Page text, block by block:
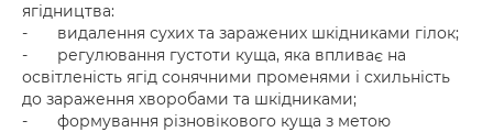
ягідництва:
-
видалення сухих та заражених шкідниками гілок;
-
регулювання густоти куща, яка впливає на
освітленість ягід сонячними променями і схильність
до зараження хворобами та шкідниками;
-
формування різновікового куща з метою